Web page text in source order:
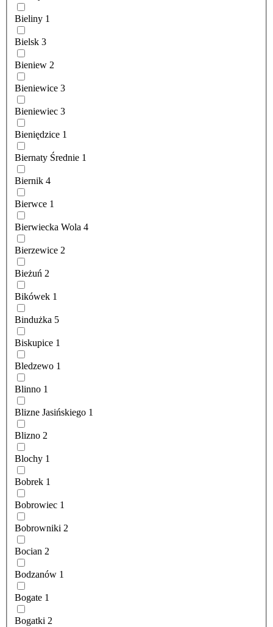
Bieliny 1
Bielsk 3
Bieniew 2
Bieniewice 3
Bieniewiec 3
Bieniędzice 1
Biernaty Średnie 1
Biernik 4
Bierwce 1
Bierwiecka Wola 4
Bierzewice 2
Bieżuń 2
Bikówek 1
Bindużka 5
Biskupice 1
Bledzewo 1
Blinno 1
Blizne Jasińskiego 1
Blizno 2
Blochy 1
Bobrek 1
Bobrowiec 1
Bobrowniki 2
Bocian 2
Bodzanów 1
Bogate 1
Bogatki 2